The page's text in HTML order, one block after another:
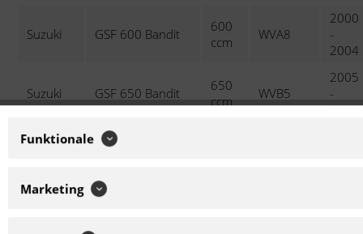
Suzuki GSF 600 Bandit
600
ccm
WVA8
2000
-
2004
Suzuki GSF 650 Bandit
650
ccm
WVB5
2005
-
2006
GSX 750
Funktionale
Marketing